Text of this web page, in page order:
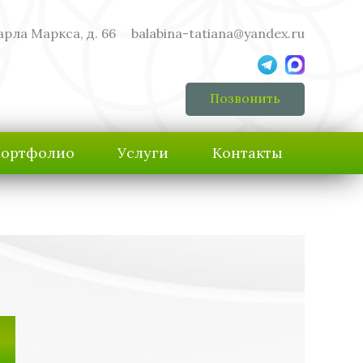
Маркса, д. 66 balabina-tatiana@yandex.ru
Позвонить
Услуги Контакты